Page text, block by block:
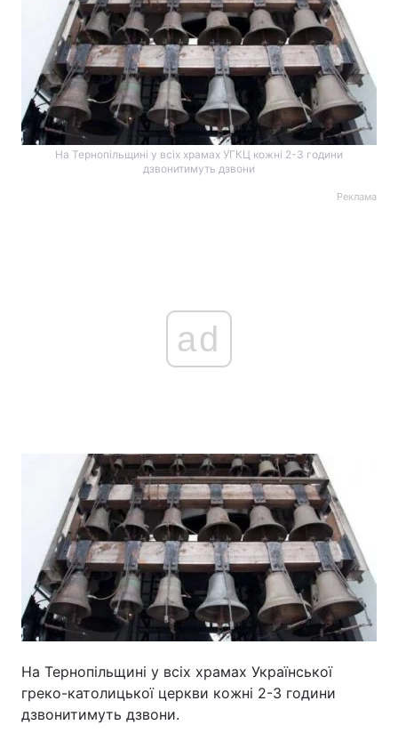
Головна Війна
Україна Політика
Економіка Світ
Техно і зв'язок Лайт
На Тернопільщині у всіх храмах УГКЦ кожні 2-3 години
дзвонитимуть дзвони
Реклама
ad
На Тернопільщині у всіх храмах Української
греко-католицької церкви кожні 2-3 години
дзвонитимуть дзвони.